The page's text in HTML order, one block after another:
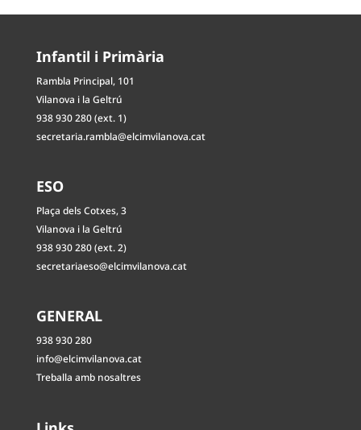
Infantil i Primària
Rambla Principal, 101
Vilanova i la Geltrú
938 930 280 (ext. 1)
secretaria.rambla@elcimvilanova.cat
ESO
Plaça dels Cotxes, 3
Vilanova i la Geltrú
938 930 280 (ext. 2)
secretariaeso@elcimvilanova.cat
GENERAL
938 930 280
info@elcimvilanova.cat
Treballa amb nosaltres